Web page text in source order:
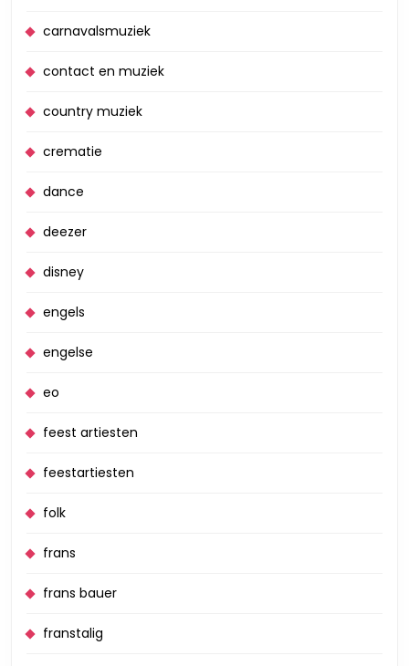
carnavalsmuziek
contact en muziek
country muziek
crematie
dance
deezer
disney
engels
engelse
eo
feest artiesten
feestartiesten
folk
frans
frans bauer
franstalig